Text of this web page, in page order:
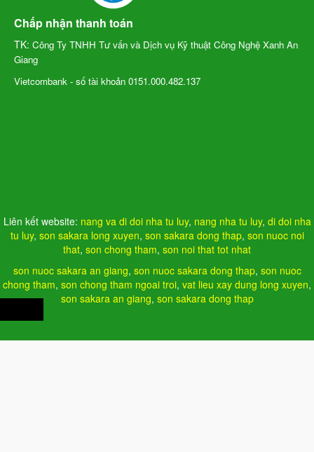
Chấp nhận thanh toán
TK: Công Ty TNHH Tư vấn và Dịch vụ Kỹ thuật Công Nghệ Xanh An
Giang
Vietcombank - số tài khoản 0151.000.482.137
Liên kết website: nang va di doi nha tu luy, nang nha tu luy, di doi nha
tu luy, son sakara long xuyen, son sakara dong thap, son nuoc noi
that, son chong tham, son noi that tot nhat
son nuoc sakara an giang, son nuoc sakara dong thap, son nuoc
chong tham, son chong tham ngoai troi, vat lieu xay dung long xuyen,
son sakara an giang, son sakara dong thap